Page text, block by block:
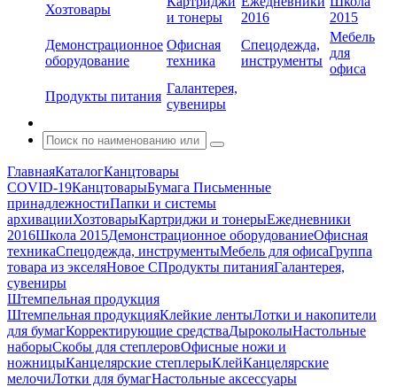
Хозтовары
и тонеры
2016
2015
Демонстрационное
оборудование
Офисная
техника
Спецодежда,
инструменты
Мебель
для
офиса
Продукты питания
Галантерея,
сувениры
ГлавнаяКаталогКанцтовары
COVID-19КанцтоварыБумага Письменные
принадлежностиПапки и системы
архивацииХозтоварыКартриджи и тонерыЕжедневники
2016Школа 2015Демонстрационное оборудованиеОфисная
техникаСпецодежда, инструментыМебель для офисаГруппа
товара из экселяНовое СПродукты питанияГалантерея,
сувениры
Штемпельная продукция
Штемпельная продукцияКлейкие лентыЛотки и накопители
для бумагКорректирующие средстваДыроколыНастольные
наборыСкобы для степлеровОфисные ножи и
ножницыКанцелярские степлерыКлейКанцелярские
мелочиЛотки для бумагНастольные аксессуары